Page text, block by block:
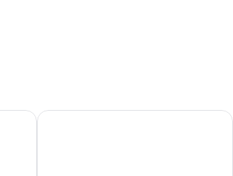
示湯本富士屋ホテル